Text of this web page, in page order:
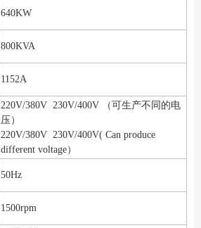
640KW
800KVA
1152A
220V/380V 230V/400V （可生产不同的电
压）
220V/380V 230V/400V( Can produce
different voltage）
50Hz
1500rpm